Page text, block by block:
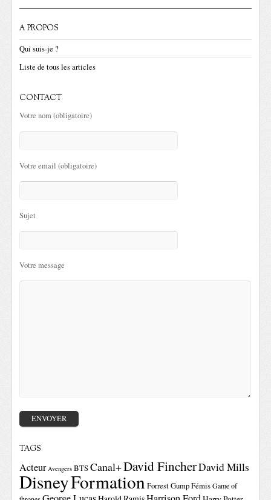
A PROPOS
Qui suis-je ?
Liste de tous les articles
CONTACT
Votre nom (obligatoire)
Votre email (obligatoire)
Sujet
Votre message
TAGS
Acteur Avengers BTSCanal+David FincherDavid Mills
DisneyFormationForrest GumpFémis Game of